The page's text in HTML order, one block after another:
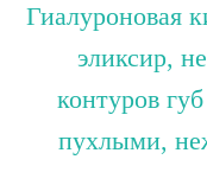
Гиалуроновая
эликсир,
контуров
пухлыми,